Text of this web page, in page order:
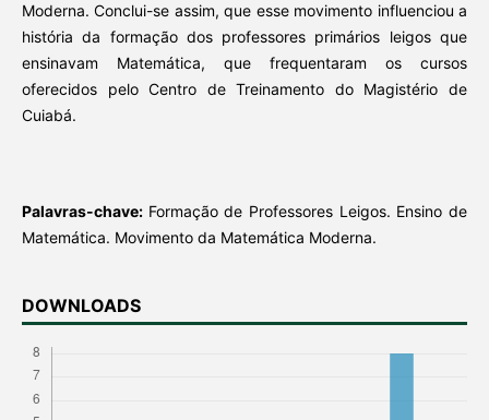
Moderna. Conclui-se assim, que esse movimento influenciou a
história da formação dos professores primários leigos que
ensinavam Matemática, que frequentaram os cursos
oferecidos pelo Centro de Treinamento do Magistério de
Cuiabá.
Palavras-chave: Formação de Professores Leigos. Ensino de
Matemática. Movimento da Matemática Moderna.
DOWNLOADS